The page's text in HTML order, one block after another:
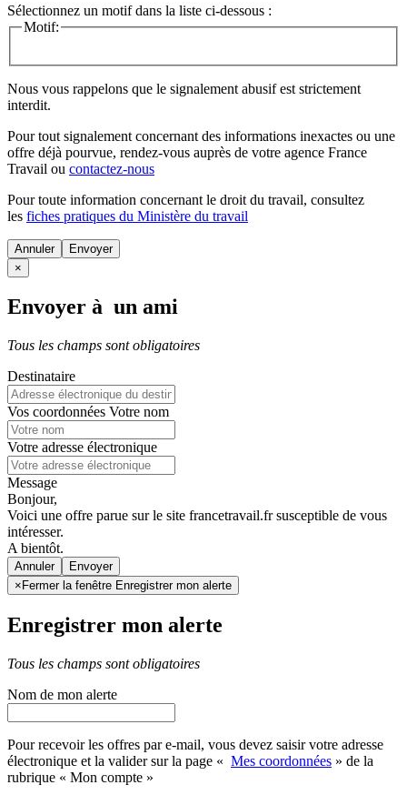
Sélectionnez un motif dans la liste ci-dessous :
Motif:
Nous vous rappelons que le signalement abusif est strictement
interdit.
Pour tout signalement concernant des informations inexactes ou une
offre déjà pourvue, rendez-vous auprès de votre agence France
Travail ou contactez-nous
Pour toute information concernant le droit du travail, consultez
les fiches pratiques du Ministère du travail
Annuler
×
Envoyer à un ami
Tous les champs sont obligatoires
Destinataire
Vos coordonnées Votre nom
Votre adresse électronique
Message
Bonjour,
Voici une offre parue sur le site francetravail.fr susceptible de vous
intéresser.
A bientôt.
Annuler
× Fermer la fenêtre Enregistrer mon alerte
Enregistrer mon alerte
Tous les champs sont obligatoires
Nom de mon alerte
Pour recevoir les offres par e-mail, vous devez saisir votre adresse
électronique et la valider sur la page « Mes coordonnées » de la
rubrique « Mon compte »